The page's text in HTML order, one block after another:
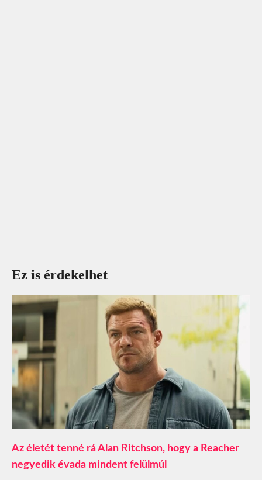
Ez is érdekelhet
Az életét tenné rá Alan Ritchson, hogy a Reacher
negyedik évada mindent felülmúl